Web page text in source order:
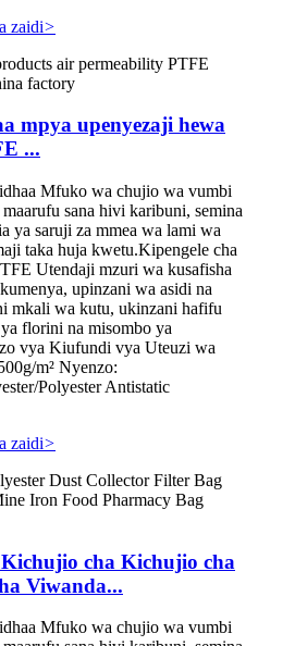
zaidi>
mpya upenyezaji hewa
...
Mfuko wa chujio wa vumbi
sana hivi karibuni, semina
ya saruji za mmea wa lami wa
taka huja kwetu.Kipengele cha
Utendaji mzuri wa kusafisha
upinzani wa asidi na
mkali wa kutu, ukinzani hafifu
florini na misombo ya
vya Kiufundi vya Uteuzi wa
m² Nyenzo:
Polyester Antistatic
zaidi>
cha Kichujio cha
Viwanda...
Mfuko wa chujio wa vumbi